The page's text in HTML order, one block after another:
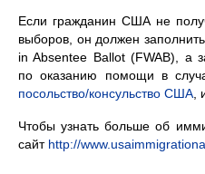
Если гражданин США не
выборов, он должен
in Absentee Ballot (FWAB), а
по оказанию помощи в
посольство/консульство США
Чтобы узнать больше об
сайт http://